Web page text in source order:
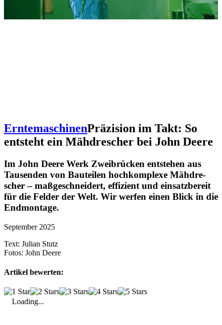
ErntemaschinenPräzi­sion im Takt: So
entsteht ein Mähdre­scher bei John Deere
Im John Deere Werk Zwei­brü­cken entstehen aus
Tausenden von Bauteilen hoch­kom­plexe Mähdre­
scher – maßge­schnei­dert, effi­zient und einsatz­be­reit
für die Felder der Welt. Wir werfen einen Blick in die
Endmon­tage.
September 2025
Text: Julian Stutz
Fotos: John Deere
Artikel bewerten:
Loading...